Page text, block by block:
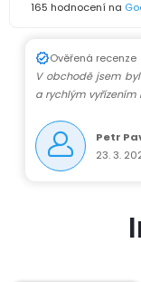
165 hodnocení na
Ověřená recenze
V obchodě jsem
a rychlým
Petr
23. 3.